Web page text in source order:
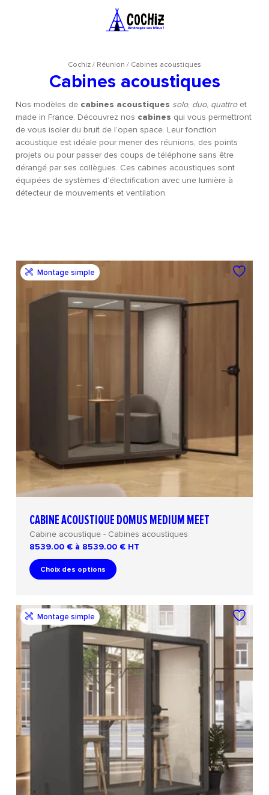
Cochiz/ Réunion / Cabines acoustiques
Cabines acoustiques
Nos modèles de cabines acoustiques solo, duo, quattroet
made in France. Découvrez nos cabines qui vous permettront
de vous isoler du bruit de l’open space. Leur fonction
acoustique est idéale pour mener des réunions, des points
projets ou pour passer des coups de téléphone sans être
dérangé par ses collègues. Ces cabines acoustiques sont
équipées de systèmes d’électrification avec une lumière à
détecteur de mouvements et ventilation.
CABINE ACOUSTIQUE DOMUS MEDIUM MEET
Cabine acoustique - Cabines acoustiques
8539.00 € à 8539.00 € HT
Choix des options
Montage simple
Montage simple